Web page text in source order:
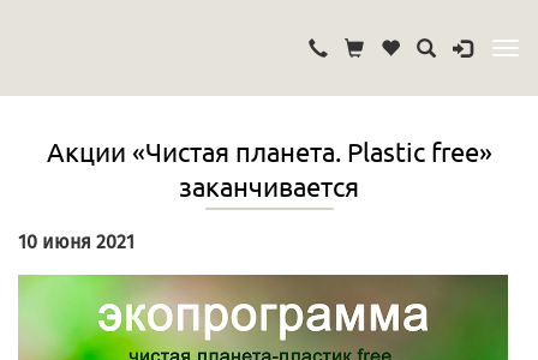
Акции «Чистая планета. Plastic free»
заканчивается
10 июня 2021